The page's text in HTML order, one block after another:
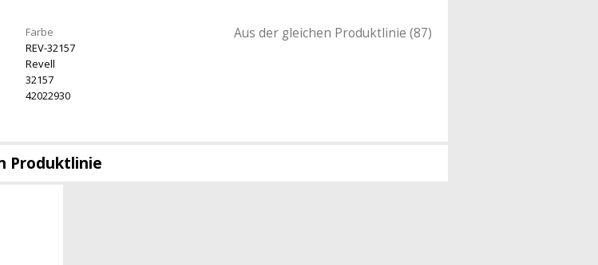
Farbe
REV-32157
Revell
32157
42022930
Aus der gleichen Produktlinie (87)
Produktlinie